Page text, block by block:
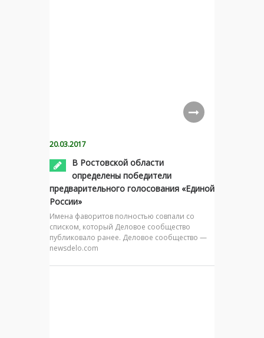
20.03.2017
В Ростовской области
определены победители
предварительного голосования «Единой
России»
Имена фаворитов полностью совпали со
списком, который Деловое сообщество
публиковало ранее. Деловое сообщество —
newsdelo.com